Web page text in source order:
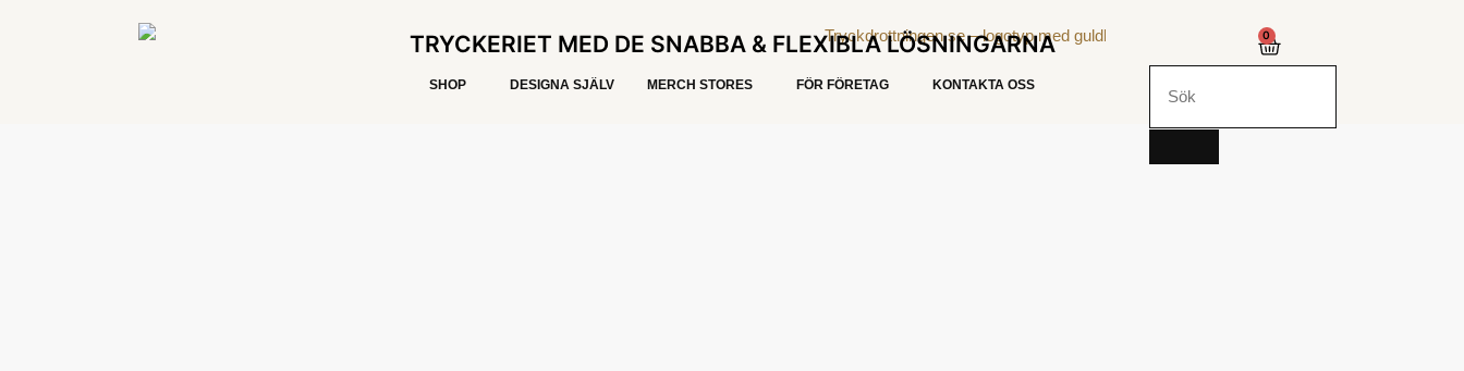
TRYCKERIET MED DE SNABBA & FLEXIBLA LÖSNINGARNA
SHOP DESIGNA SJÄLV MERCH STORES FÖR FÖRETAG KONTAKTA OSS
0